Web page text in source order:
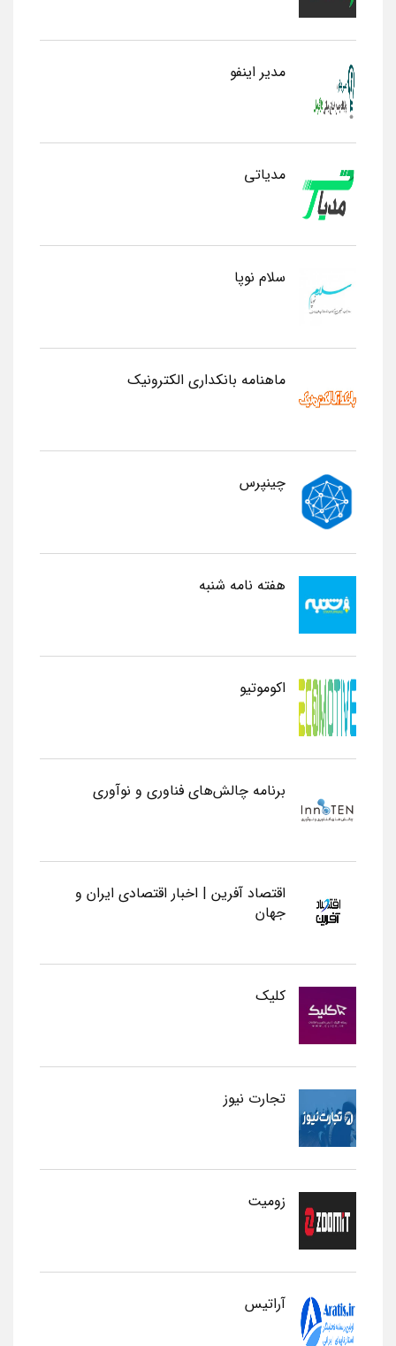
مدیر اینفو
مدیاتی
سلام نوپا
ماهنامه بانکداری الکترونیک
چینپرس
هفته نامه شنبه
اکوموتیو
برنامه چالش‌های فناوری و نوآوری
اقتصاد آفرین | اخبار اقتصادی ایران و
جهان
کلیک
تجارت نیوز
زومیت
آراتیس